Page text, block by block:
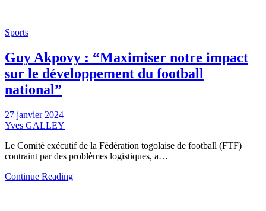
Sports
Guy Akpovy : “Maximiser notre impact
sur le développement du football
national”
27 janvier 2024
Yves GALLEY
Le Comité exécutif de la Fédération togolaise de football (FTF)
contraint par des problèmes logistiques, a…
Continue Reading